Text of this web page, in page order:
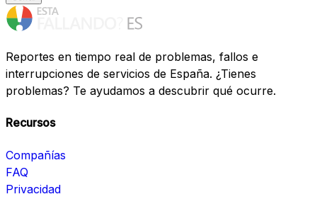
Reportes en tiempo real de problemas, fallos e
interrupciones de servicios de España. ¿Tienes
problemas? Te ayudamos a descubrir qué ocurre.
Recursos
Compañías
FAQ
Privacidad